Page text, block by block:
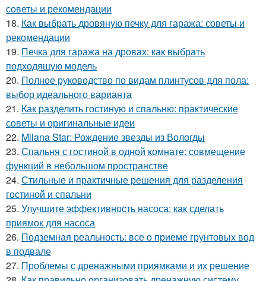
советы и рекомендации
18. Как выбрать дровяную печку для гаража: советы и
рекомендации
19. Печка для гаража на дровах: как выбрать
подходящую модель
20. Полное руководство по видам плинтусов для пола:
выбор идеального варианта
21. Как разделить гостиную и спальню: практические
советы и оригинальные идеи
22. Milana Star: Рождение звезды из Вологды
23. Спальня с гостиной в одной комнате: совмещение
функций в небольшом пространстве
24. Стильные и практичные решения для разделения
гостиной и спальни
25. Улучшите эффективность насоса: как сделать
приямок для насоса
26. Подземная реальность: все о приеме грунтовых вод
в подвале
27. Проблемы с дренажными приямками и их решение